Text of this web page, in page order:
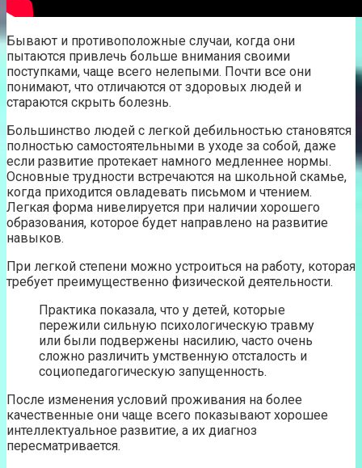
Бывают и противоположные случаи, когда они
пытаются привлечь больше внимания своими
поступками, чаще всего нелепыми. Почти все они
понимают, что отличаются от здоровых людей и
стараются скрыть болезнь.
Большинство людей с легкой дебильностью становятся
полностью самостоятельными в уходе за собой, даже
если развитие протекает намного медленнее нормы.
Основные трудности встречаются на школьной скамье,
когда приходится овладевать письмом и чтением.
Легкая форма нивелируется при наличии хорошего
образования, которое будет направлено на развитие
навыков.
При легкой степени можно устроиться на работу, которая
требует преимущественно физической деятельности.
Практика показала, что у детей, которые
пережили сильную психологическую травму
или были подвержены насилию, часто очень
сложно различить умственную отсталость и
социопедагогическую запущенность.
После изменения условий проживания на более
качественные они чаще всего показывают хорошее
интеллектуальное развитие, а их диагноз
пересматривается.